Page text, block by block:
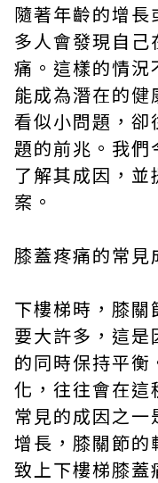
隨著年齡的增
多人會發現自
痛。這樣的情況
能成為潛在的
看似小問題，卻
題的前兆。我們
了解其成因，
案。
膝蓋疼痛的常見
下樓梯時，膝
要大許多，這
的同時保持平
化，往往會在這
常見的成因之
增長，膝關節的
致上下樓梯膝蓋